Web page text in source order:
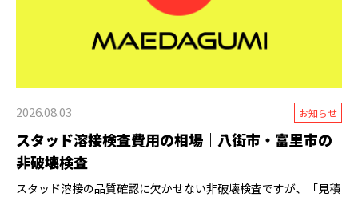
2026.08.03 お知らせ
スタッド溶接検査費用の相場｜八街市・富里市の
非破壊検査
スタッド溶接の品質確認に欠かせない非破壊検査ですが、「見積